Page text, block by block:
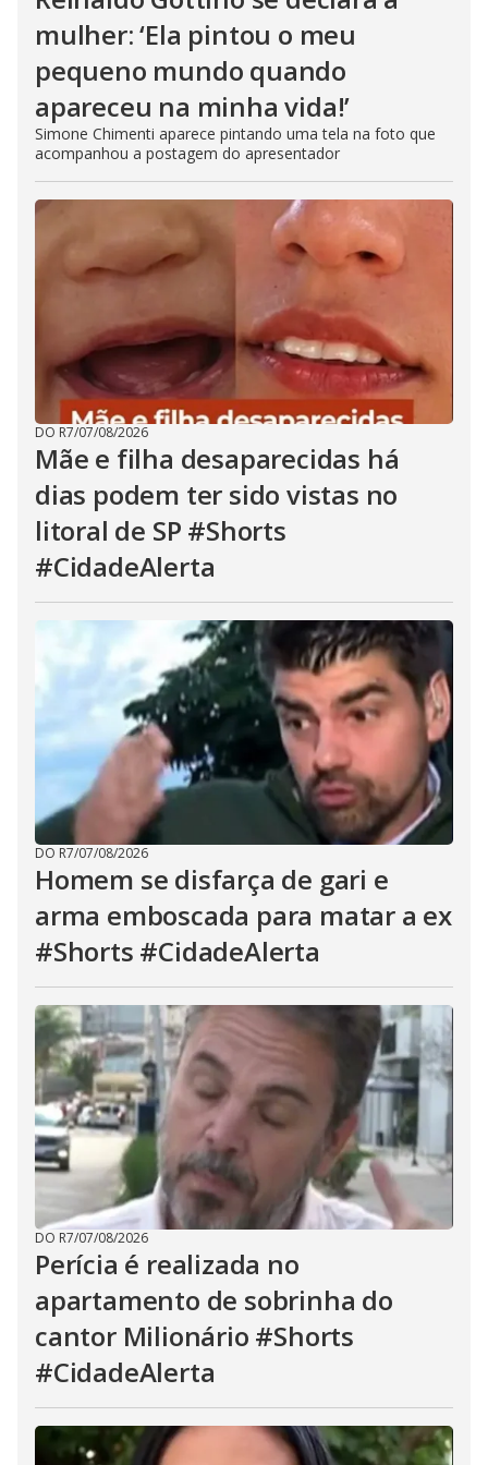
mulher: ‘Ela pintou o meu
pequeno mundo quando
apareceu na minha vida!’
Simone Chimenti aparece pintando uma tela na foto que
acompanhou a postagem do apresentador
DO R7/07/08/2026
Mãe e filha desaparecidas há
dias podem ter sido vistas no
litoral de SP #Shorts
#CidadeAlerta
DO R7/07/08/2026
Homem se disfarça de gari e
arma emboscada para matar a ex
#Shorts #CidadeAlerta
DO R7/07/08/2026
Perícia é realizada no
apartamento de sobrinha do
cantor Milionário #Shorts
#CidadeAlerta